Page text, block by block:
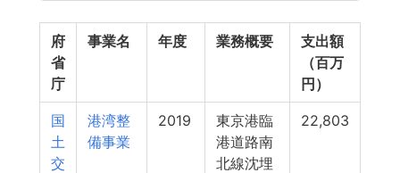
府
省
庁
事業名 年度 業務概要
支出額
（百万
円）
国
土
交
港湾整
備事業
2019
東京港臨
港道路南
北線沈埋
22,803